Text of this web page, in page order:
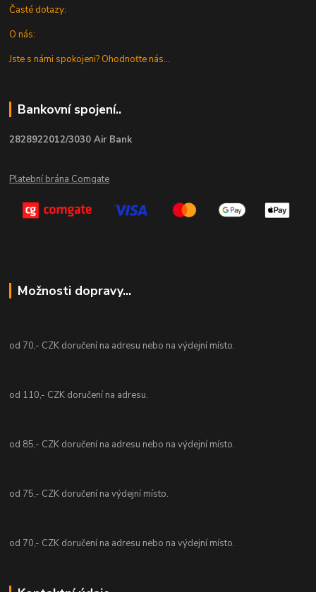
Časté dotazy:
O nás:
Jste s námi spokojeni? Ohodnoťte nás...
Bankovní spojení..
2828922012/3030 Air Bank
Platební brána Comgate
Možnosti dopravy...
od 70,- CZK doručení na adresu nebo na výdejní místo.
od 110,- CZK doručení na adresu.
od 85,- CZK doručení na adresu nebo na výdejní místo.
od 75,- CZK doručení na výdejní místo.
od 70,- CZK doručení na adresu nebo na výdejní místo.